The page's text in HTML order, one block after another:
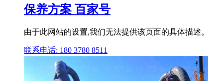
保养方案 百家号
由于此网站的设置,我们无法提供该页面的具体描述。
联系电话: 180 3780 8511